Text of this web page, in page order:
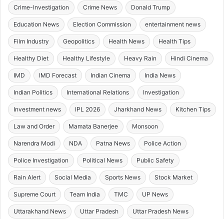
Crime-Investigation Crime News Donald Trump
Education News Election Commission entertainment news
Film Industry Geopolitics Health News Health Tips
Healthy Diet Healthy Lifestyle Heavy Rain Hindi Cinema
IMD IMD Forecast Indian Cinema India News
Indian Politics International Relations Investigation
Investment news IPL 2026 Jharkhand News Kitchen Tips
Law and Order Mamata Banerjee Monsoon
Narendra Modi NDA Patna News Police Action
Police Investigation Political News Public Safety
Rain Alert Social Media Sports News Stock Market
Supreme Court Team India TMC UP News
Uttarakhand News Uttar Pradesh Uttar Pradesh News